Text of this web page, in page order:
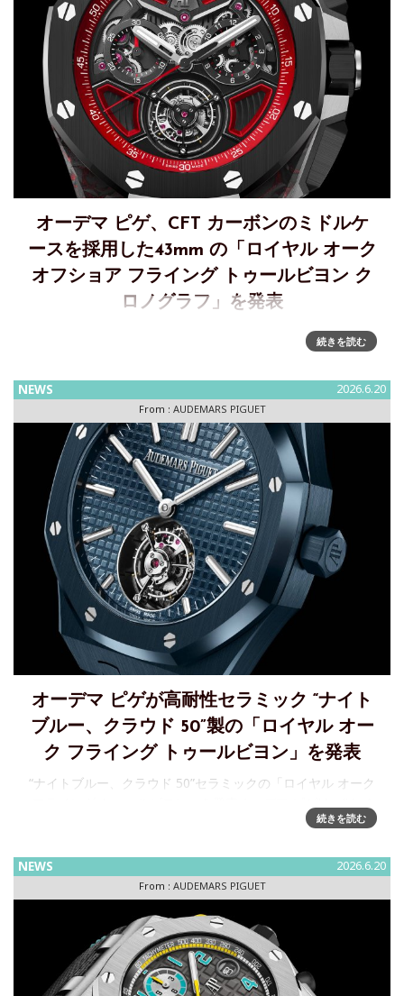
オーデマ ピゲ、CFT カーボンのミドルケ
ースを採用した43mm の「ロイヤル オーク
オフショア フライング トゥールビヨン ク
ロノグラフ」を発表
「ロイヤル オーク オフショア フライング トゥールビヨン ク
ロノグラフ」にCFT カーボンが登場オーデマ ピゲは新たに
続きを読む
NEWS 2026.6.20
From : AUDEMARS PIGUET
オーデマ ピゲが高耐性セラミック “ナイト
ブルー、クラウド 50”製の「ロイヤル オー
ク フライング トゥールビヨン」を発表
“ナイトブルー、クラウド 50”セラミックの「ロイヤル オーク
トブルー、クラウド 50”カラーのセラミックを採用した
続きを読む
NEWS 2026.6.20
From : AUDEMARS PIGUET